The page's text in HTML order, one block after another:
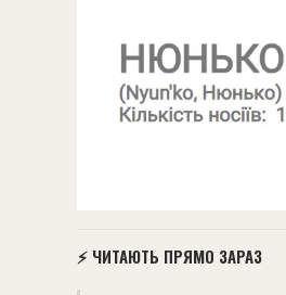
⚡ ЧИТАЮТЬ ПРЯМО ЗАРАЗ